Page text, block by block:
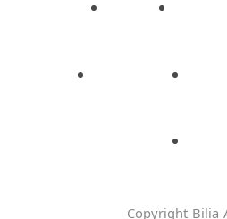
Copyright Bilia